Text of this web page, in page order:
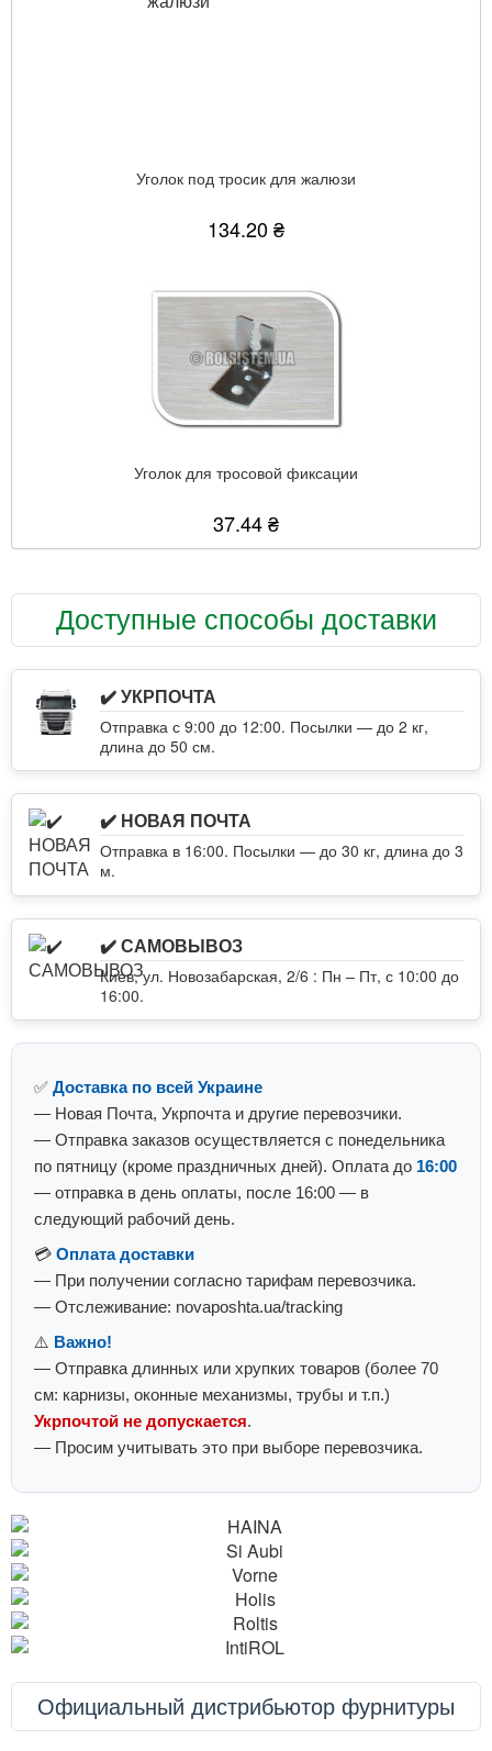
Уголок под тросик для жалюзи
134.20 ₴
Уголок для тросовой фиксации
37.44 ₴
Доступные способы доставки
✔️ УКРПОЧТА
Отправка с 9:00 до 12:00. Посылки — до 2 кг,
длина до 50 см.
✔️ НОВАЯ ПОЧТА
Отправка в 16:00. Посылки — до 30 кг, длина до 3
м.
✔️ САМОВЫВОЗ
Киев, ул. Новозабарская, 2/6 : Пн – Пт, с 10:00 до
16:00.
✅ Доставка по всей Украине
— Новая Почта, Укрпочта и другие перевозчики.
— Отправка заказов осуществляется с понедельника
по пятницу (кроме праздничных дней). Оплата до 16:00
— отправка в день оплаты, после 16:00 — в
следующий рабочий день.
💳 Оплата доставки
— При получении согласно тарифам перевозчика.
— Отслеживание: novaposhta.ua/tracking
⚠️ Важно!
— Отправка длинных или хрупких товаров (более 70
см: карнизы, оконные механизмы, трубы и т.п.)
Укрпочтой не допускается.
— Просим учитывать это при выборе перевозчика.
Официальный дистрибьютор фурнитуры